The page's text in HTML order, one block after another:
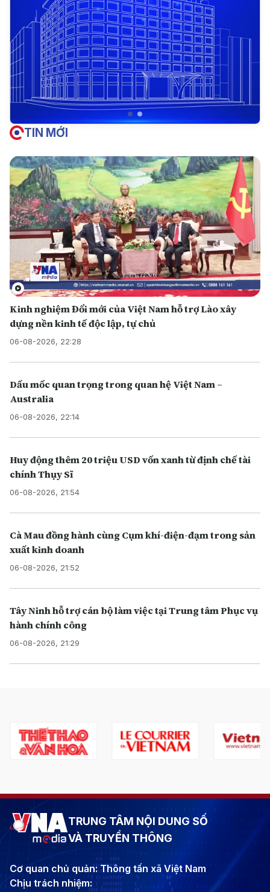
TIN MỚI
Kinh nghiệm Đổi mới của Việt Nam hỗ trợ Lào xây
dựng nền kinh tế độc lập, tự chủ
06-08-2026, 22:28
Dấu mốc quan trọng trong quan hệ Việt Nam –
Australia
06-08-2026, 22:14
Huy động thêm 20 triệu USD vốn xanh từ định chế tài
chính Thụy Sĩ
06-08-2026, 21:54
Cà Mau đồng hành cùng Cụm khí-điện-đạm trong sản
xuất kinh doanh
06-08-2026, 21:52
Tây Ninh hỗ trợ cán bộ làm việc tại Trung tâm Phục vụ
hành chính công
06-08-2026, 21:29
TRUNG TÂM NỘI DUNG SỐ
VÀ TRUYỀN THÔNG
Cơ quan chủ quản: Thông tấn xã Việt Nam
Chịu trách nhiệm: